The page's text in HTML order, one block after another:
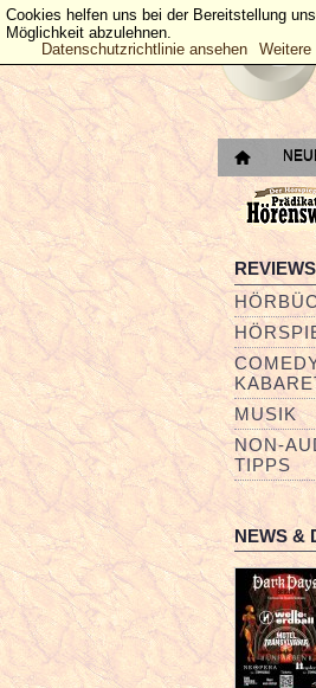
REVIEWS
MUSIK
NON-
TIPPS
NEWS &
Cookies helfen uns bei der Bereitstellung
Möglichkeit abzulehnen.
Datenschutzrichtlinie ansehen